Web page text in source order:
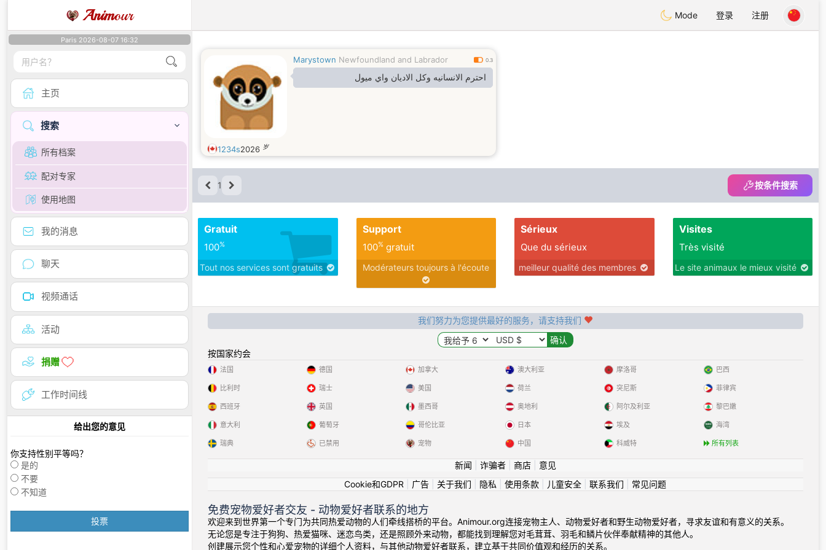
Animour Mode 登录 注册
Paris 2026-08-07 16:32
主页
搜索
所有档案
配对专家
使用地图
我的消息
聊天
视频通话
活动
捐赠
工作时间线
给出您的意见
你支持性别平等吗？
是的
不要
不知道
投票
Marystown Newfoundland and Labrador 0.3
احترم الانسانيه وكل الاديان واي ميول
1234s2026 岁
1 按条件搜索
Gratuit
100%
Tout nos services sont gratuits
Support
100%gratuit
Modérateurs toujours à l'écoute
Sérieux
Que du sérieux
meilleur qualité des membres
Visites
Très visité
Le site animaux le mieux visité
我们努力为您提供最好的服务，请支持我们
按国家约会
法国
比利时
西班牙
意大利
瑞典
德国
瑞士
英国
葡萄牙
已禁用
加拿大
美国
墨西哥
哥伦比亚
宠物
澳大利亚
荷兰
奥地利
日本
中国
摩洛哥
突尼斯
阿尔及利亚
埃及
科威特
巴西
菲律宾
黎巴嫩
海湾
所有列表
新闻 诈骗者| 商店| 意见
Cookie和GDPR
广告 关于我们 隐私 使用条款 儿童安全 联系我们 常见问题
免费宠物爱好者交友 - 动物爱好者联系的地方
欢迎来到世界第一个专门为共同热爱动物的人们牵线搭桥的平台。Animour.org连接宠物主人、动物爱好者和野生动物爱好者，寻求友谊和有意义的关系。
无论您是专注于狗狗、热爱猫咪、迷恋鸟类，还是照顾外来动物，都能找到理解您对毛茸茸、羽毛和鳞片伙伴奉献精神的其他人。
创建展示您个性和心爱宠物的详细个人资料，与其他动物爱好者联系，建立基于共同价值观和经历的关系。